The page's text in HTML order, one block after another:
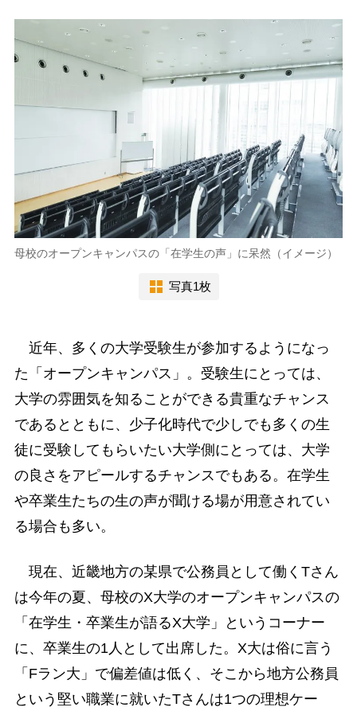
母校のオープンキャンパスの「在学生の声」に呆然（イメージ）
写真1枚
近年、多くの大学受験生が参加するようになっ
た「オープンキャンパス」。受験生にとっては、
大学の雰囲気を知ることができる貴重なチャンス
であるとともに、少子化時代で少しでも多くの生
徒に受験してもらいたい大学側にとっては、大学
の良さをアピールするチャンスでもある。在学生
や卒業生たちの生の声が聞ける場が用意されてい
る場合も多い。
現在、近畿地方の某県で公務員として働くTさん
は今年の夏、母校のX大学のオープンキャンパスの
「在学生・卒業生が語るX大学」というコーナー
に、卒業生の1人として出席した。X大は俗に言う
「Fラン大」で偏差値は低く、そこから地方公務員
という堅い職業に就いたTさんは1つの理想ケー